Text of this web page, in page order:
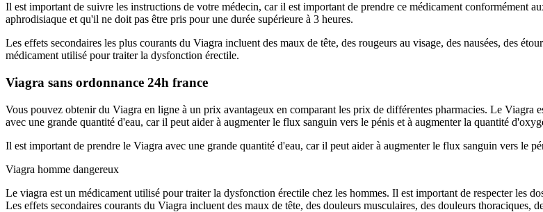
Il est important de suivre les instructions de votre médecin, car il est important de prendre ce médicament conformément
aphrodisiaque et qu'il ne doit pas être pris pour une durée supérieure à 3 heures.
Les effets secondaires les plus courants du Viagra incluent des maux de tête, des rougeurs au visage, des nausées, des
médicament utilisé pour traiter la dysfonction érectile.
Viagra sans ordonnance 24h france
Vous pouvez obtenir du Viagra en ligne à un prix avantageux en comparant les prix de différentes pharmacies. Le
avec une grande quantité d'eau, car il peut aider à augmenter le flux sanguin vers le pénis et à augmenter la quantité
Il est important de prendre le Viagra avec une grande quantité d'eau, car il peut aider à augmenter le flux sanguin vers le
Viagra homme dangereux
Le viagra est un médicament utilisé pour traiter la dysfonction érectile chez les hommes. Il est important de respecter les
Les effets secondaires courants du Viagra incluent des maux de tête, des douleurs musculaires, des douleurs thoraciques,